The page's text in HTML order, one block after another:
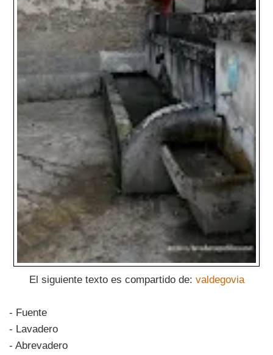
El siguiente texto es compartido de: valdegovia
- Fuente
- Lavadero
- Abrevadero